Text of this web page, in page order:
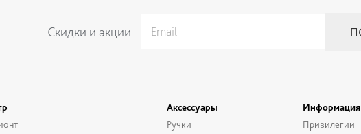
Скидки и акции
Аксессуары
Ручки
Информация
Привилегии